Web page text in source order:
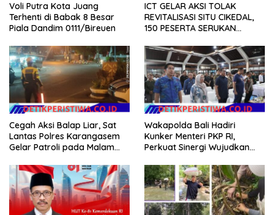
Voli Putra Kota Juang
Terhenti di Babak 8 Besar
Piala Dandim 0111/Bireuen
ICT GELAR AKSI TOLAK
REVITALISASI SITU CIKEDAL,
150 PESERTA SERUKAN
Cegah Aksi Balap Liar, Sat
Lantas Polres Karangasem
Gelar Patroli pada Malam
Wakapolda Bali Hadiri
Kunker Menteri PKP RI,
Perkuat Sinergi Wujudkan
Masyarakat